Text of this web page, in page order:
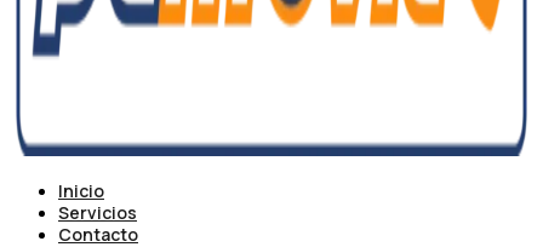
Inicio
Servicios
Contacto